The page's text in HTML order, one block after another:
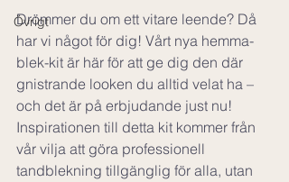
Övrigt
Drömmer du om ett vitare leende? Då
har vi något för dig! Vårt nya hemma-
blek-kit är här för att ge dig den där
gnistrande looken du alltid velat ha –
och det är på erbjudande just nu!
Inspirationen till detta kit kommer från
vår vilja att göra professionell
tandblekning tillgänglig för alla, utan